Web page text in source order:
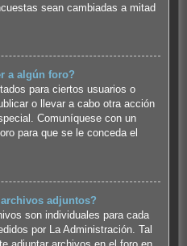
sean cambiadas a mitad
a algún foro?
para ciertos usuarios o
o llevar a cabo otra acción
Comuníquese con un
para que se le conceda el
adjuntos?
son individuales para cada
por La Administración. Tal